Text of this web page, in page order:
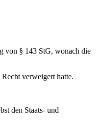
von § 143 StG, wonach die
verweigert hatte.
den Staats- und